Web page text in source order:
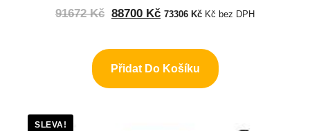
91672Kč 88700 Kč 73306 Kč Kč bez DPH
Přidat Do Košíku
SLEVA!